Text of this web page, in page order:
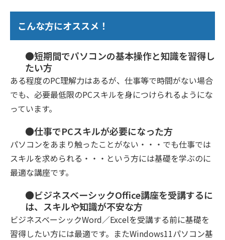
こんな方にオススメ！
●短期間でパソコンの基本操作と知識を習得し
たい方
ある程度のPC理解力はあるが、仕事等で時間がない場合
でも、必要最低限のPCスキルを身につけられるようにな
っています。
●仕事でPCスキルが必要になった方
パソコンをあまり触ったことがない・・・でも仕事では
スキルを求められる・・・という方には基礎を学ぶのに
最適な講座です。
●ビジネスベーシックOffice講座を受講するに
は、スキルや知識が不安な方
ビジネスベーシックWord／Excelを受講する前に基礎を
習得したい方には最適です。またWindows11パソコン基